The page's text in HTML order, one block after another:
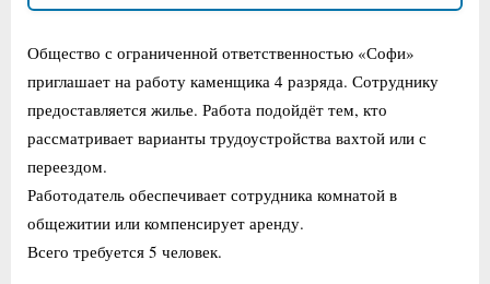
Общество с ограниченной ответственностью «Софи»
приглашает на работу каменщика 4 разряда. Сотруднику
предоставляется жилье. Работа подойдёт тем, кто
рассматривает варианты трудоустройства вахтой или с
переездом.
Работодатель обеспечивает сотрудника комнатой в
общежитии или компенсирует аренду.
Всего требуется 5 человек.